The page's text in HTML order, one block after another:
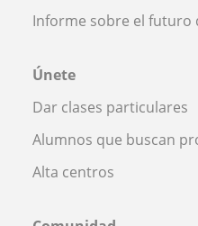
Informe sobre el futuro
Únete
Dar clases particulares
Alumnos que buscan
Alta centros